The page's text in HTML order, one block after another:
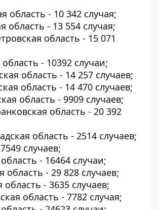
область - 10 342 случая;
область - 13 554 случая;
область - 15 071
- 10392 случаи;
область - 14 257 случаев;
область - 14 470 случаев;
область - 9909 случаев;
область - 20 392
область - 2514 случаев;
случаев;
- 16464 случаи;
область - 29 828 случаев;
область - 3635 случаев;
область - 7782 случая;